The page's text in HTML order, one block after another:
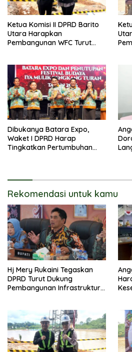
Ketua Komisi II DPRD Barito
Utara Harapkan
Pembangunan WFC Turut
Dibukanya Batara Expo,
Waket I DPRD Harap
Tingkatkan Pertumbuhan
Rekomendasi untuk kamu
Hj Mery Rukaini Tegaskan
DPRD Turut Dukung
Pembangunan Infrastruktur